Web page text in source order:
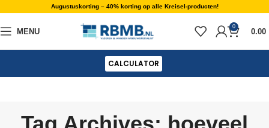
Augustuskorting – 40% korting op alle Kreisel-producten!
MENU
0
0.00
CALCULATOR